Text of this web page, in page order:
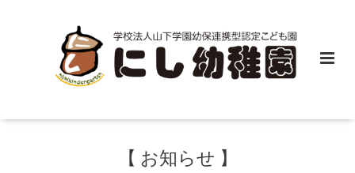
【 お知らせ 】